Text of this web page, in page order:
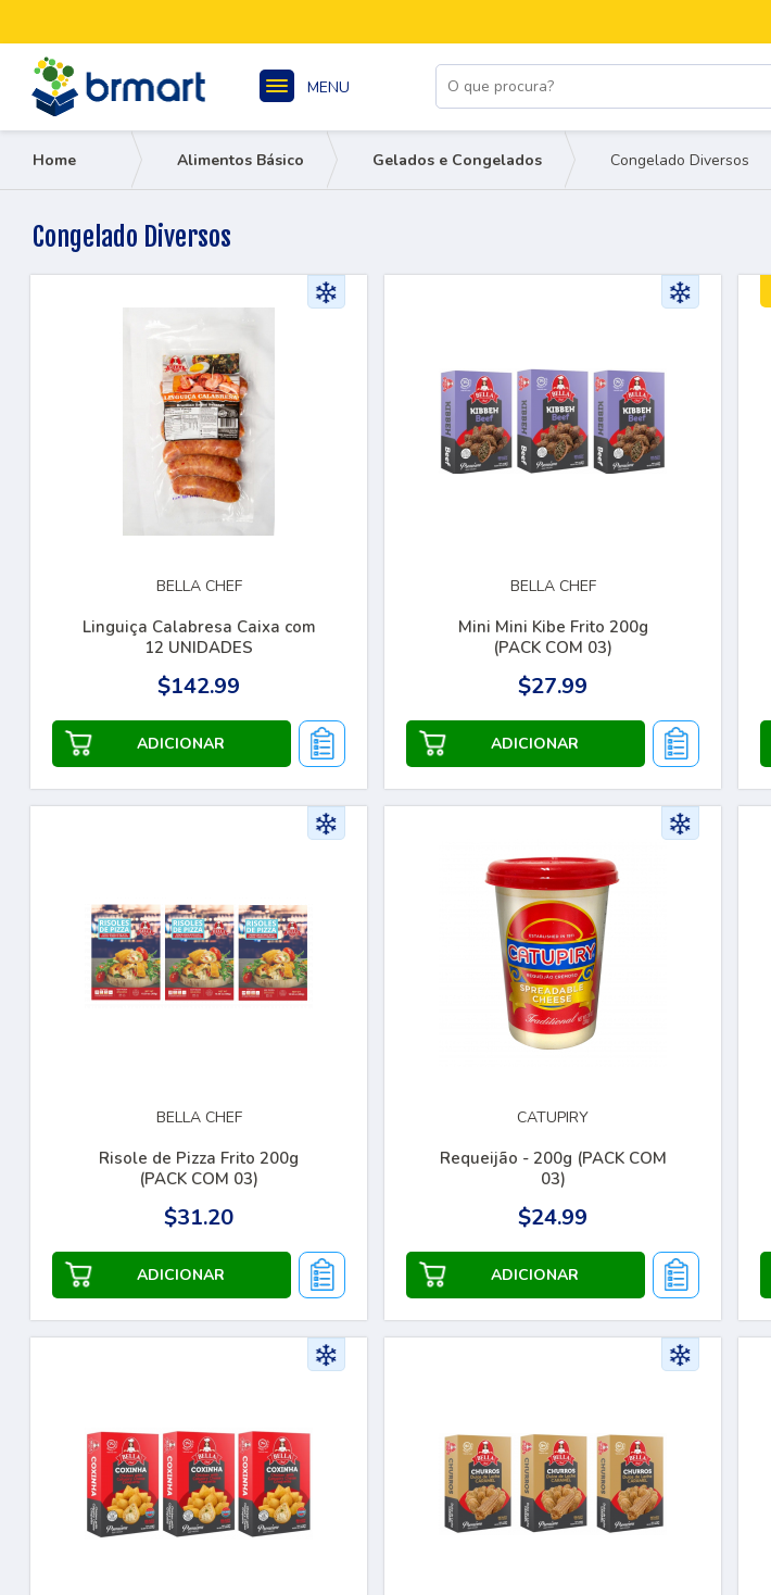
MENU
Home Alimentos Básico Gelados e Congelados Congelado Diversos
Congelado Diversos
BELLA CHEF
Linguiça Calabresa Caixa com
12 UNIDADES
$142.99
BELLA CHEF
Mini Mini Kibe Frito 200g
(PACK COM 03)
$27.99
BELLA CHEF
Risole de Pizza Frito 200g
(PACK COM 03)
$31.20
CATUPIRY
Requeijão - 200g (PACK COM
03)
$24.99